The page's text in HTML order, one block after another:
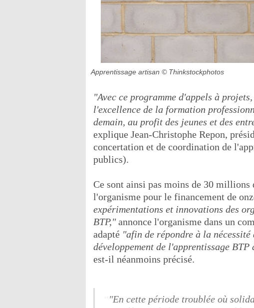
Apprentissage artisan © Thinkstockphotos
"Avec ce programme d'appels à
l'excellence de la formation
demain, au profit des jeunes et des
explique Jean-Christophe Repon,
concertation et de coordination de
publics).
Ce sont ainsi pas moins de 30
l'organisme pour le financement de
expérimentations et innovations des
BTP,"annonce l'organisme dans un
adapté "afin de répondre à la
développement de l'apprentissage
est-il néanmoins précisé.
"En cette période troublée où